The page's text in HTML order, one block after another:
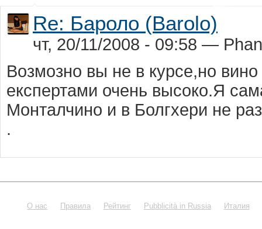
Re: Бароло (Barolo)
чт, 20/11/2008 - 09:58 —
Возмозно вы не в курсе,но
експертами очень высоко.Я
Монталчино и в Болгхери не
.
О нас Правила Рейтинг Pubblicità in Russia Италия